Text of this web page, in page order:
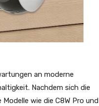
an moderne
Nachdem sich die
wie die C8W Pro und